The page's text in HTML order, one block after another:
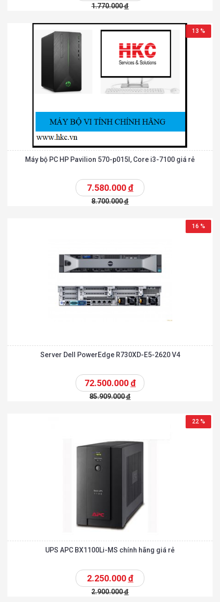
1.770.000đ
13 %
Máy bộ PC HP Pavilion 570-p015l, Core i3-7100 giá rẻ
7.580.000đ
8.700.000đ
16 %
Server Dell PowerEdge R730XD-E5-2620 V4
72.500.000đ
85.909.000đ
22 %
UPS APC BX1100Li-MS chính hãng giá rẻ
2.250.000đ
2.900.000đ